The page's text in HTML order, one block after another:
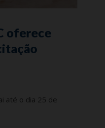
oferece
até o dia 25 de